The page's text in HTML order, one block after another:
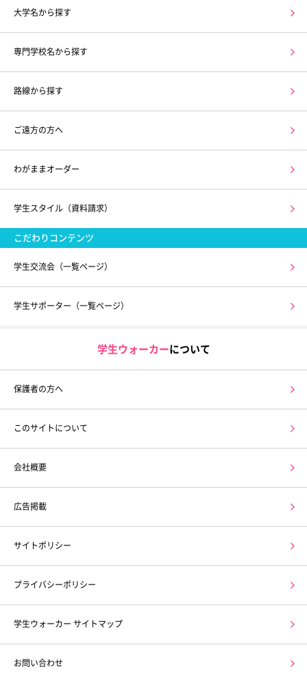
大学名から探す
専門学校名から探す
路線から探す
ご遠方の方へ
わがままオーダー
学生スタイル（資料請求）
こだわりコンテンツ
学生交流会（一覧ページ）
学生サポーター（一覧ページ）
学生ウォーカーについて
保護者の方へ
このサイトについて
会社概要
広告掲載
サイトポリシー
プライバシーポリシー
学生ウォーカー サイトマップ
お問い合わせ